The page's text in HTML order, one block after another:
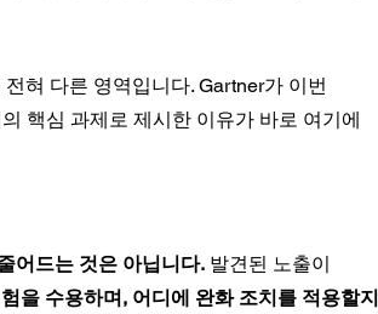
전혀 다른 영역입니다. Gartner가 이번
핵심 과제로 제시한 이유가 바로 여기에
어드는 것은 아닙니다. 발견된 노출이
을 수용하며, 어디에 완화 조치를 적용할지